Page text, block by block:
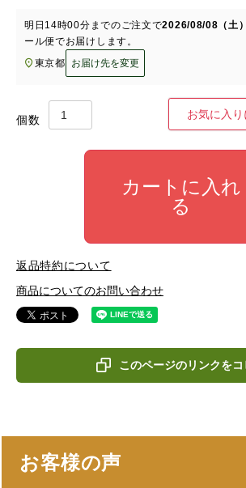
明日 14時00分 までのご注文で2026/08/08（土）
ール便でお届けします。
東京都
お届け先を変更
お気に入
カートに入れ
る
返品特約について
商品についてのお問い合わせ
このページのリンクを
お客様の声